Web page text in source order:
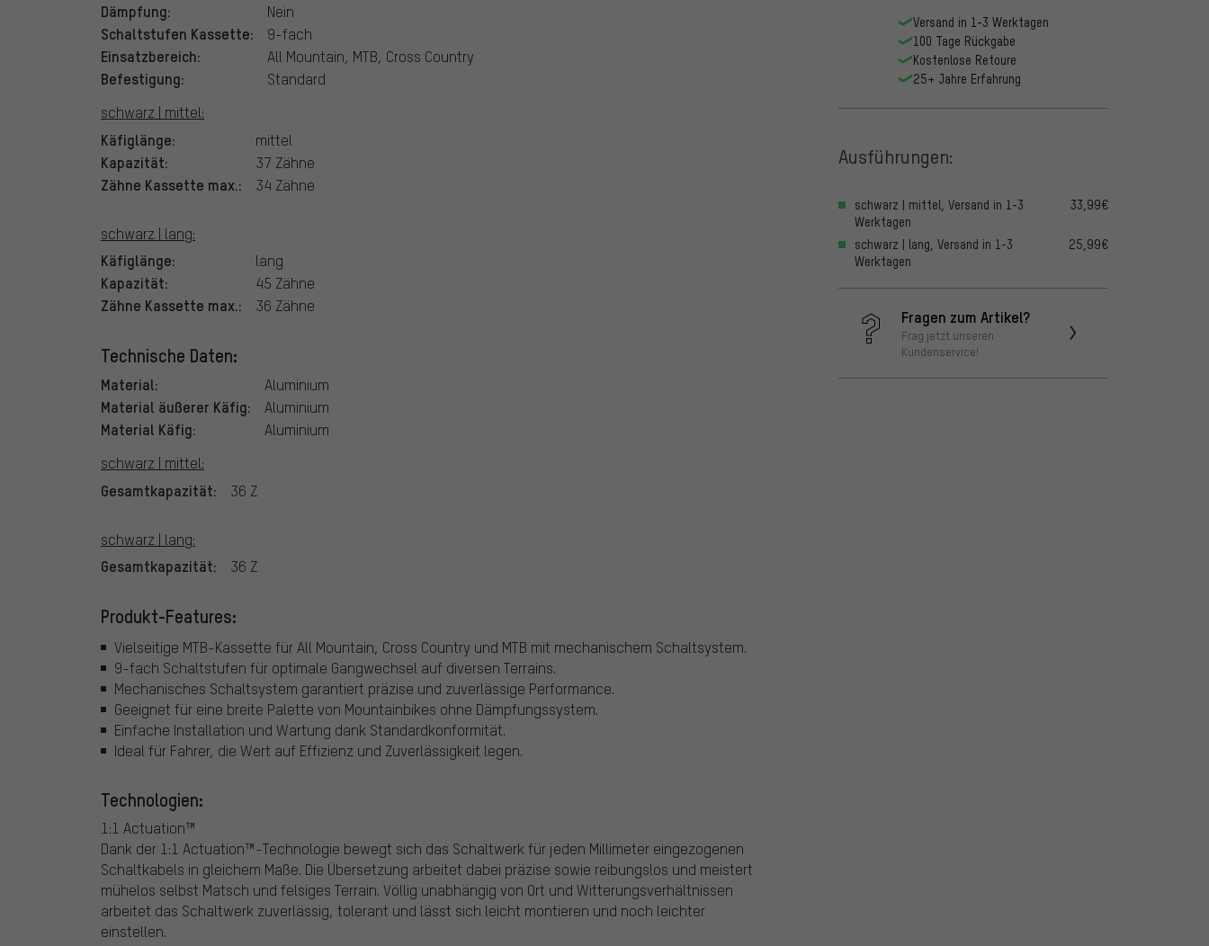
Dämpfung: Nein
Schaltstufen Kassette: 9-fach
Einsatzbereich: All Mountain, MTB, Cross Country
Befestigung:
Standard
schwarz | mittel:
Käfiglänge: mittel
Kapazität: 37 Zähne
Zähne Kassette max.: 34 Zähne
schwarz | lang:
Käfiglänge: lang
Kapazität: 45 Zähne
Zähne Kassette max.: 36 Zähne
Technische Daten:
Material: Aluminium
Material äußerer Käfig: Aluminium
Material Käfig:
Aluminium
schwarz | mittel:
Gesamtkapazität: 36 Z
schwarz | lang:
Gesamtkapazität: 36 Z
Produkt-Features:
Vielseitige MTB-Kassette für All Mountain, Cross Country und MTB mit mechanischem Schaltsystem.
9-fach Schaltstufen für optimale Gangwechsel auf diversen Terrains.
Mechanisches Schaltsystem garantiert präzise und zuverlässige Performance.
Geeignet für eine breite Palette von Mountainbikes ohne Dämpfungssystem.
Einfache Installation und Wartung dank Standardkonformität.
Ideal für Fahrer, die Wert auf Effizienz und Zuverlässigkeit legen.
Technologien:
1:1 Actuation™
Dank der 1:1 Actuation™-Technologie bewegt sich das Schaltwerk für jeden Millimeter eingezogenen
Schaltkabels in gleichem Maße. Die Übersetzung arbeitet dabei präzise sowie reibungslos und meistert
mühelos selbst Matsch und felsiges Terrain. Völlig unabhängig von Ort und Witterungsverhältnissen
arbeitet das Schaltwerk zuverlässig, tolerant und lässt sich leicht montieren und noch leichter
einstellen.
Versand in 1-3 Werktagen
100 Tage Rückgabe
Kostenlose Retoure
25+ Jahre Erfahrung
Ausführungen:
schwarz | mittel, Versand in 1-3
Werktagen
33,99€
schwarz | lang, Versand in 1-3
Werktagen
25,99€
Fragen zum Artikel?
Frag jetzt unseren
Kundenservice!